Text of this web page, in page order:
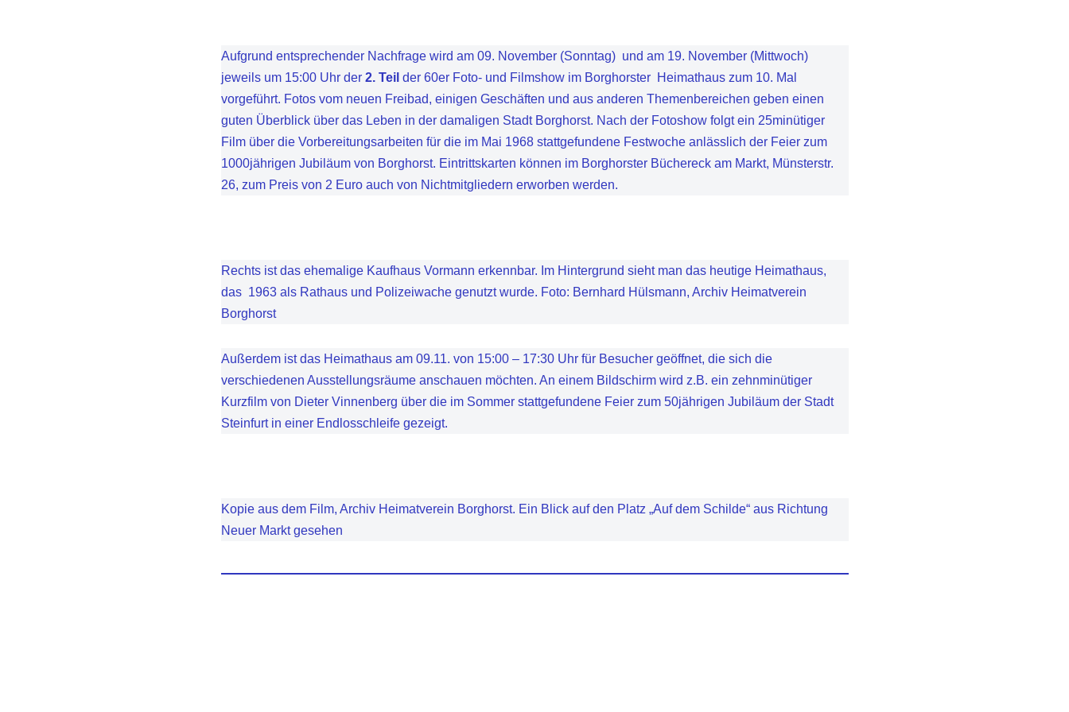
Aufgrund entsprechender Nachfrage wird am 09. November (Sonntag) und am 19. November (Mittwoch)
jeweils um 15:00 Uhr der 2. Teil der 60er Foto- und Filmshow im Borghorster Heimathaus zum 10. Mal
vorgeführt. Fotos vom neuen Freibad, einigen Geschäften und aus anderen Themenbereichen geben einen
guten Überblick über das Leben in der damaligen Stadt Borghorst. Nach der Fotoshow folgt ein 25minütiger
Film über die Vorbereitungsarbeiten für die im Mai 1968 stattgefundene Festwoche anlässlich der Feier zum
1000jährigen Jubiläum von Borghorst. Eintrittskarten können im Borghorster Büchereck am Markt, Münsterstr.
26, zum Preis von 2 Euro auch von Nichtmitgliedern erworben werden.
Rechts ist das ehemalige Kaufhaus Vormann erkennbar. Im Hintergrund sieht man das heutige Heimathaus,
das 1963 als Rathaus und Polizeiwache genutzt wurde. Foto: Bernhard Hülsmann, Archiv Heimatverein
Borghorst
Außerdem ist das Heimathaus am 09.11. von 15:00 – 17:30 Uhr für Besucher geöffnet, die sich die
verschiedenen Ausstellungsräume anschauen möchten. An einem Bildschirm wird z.B. ein zehnminütiger
Kurzfilm von Dieter Vinnenberg über die im Sommer stattgefundene Feier zum 50jährigen Jubiläum der Stadt
Steinfurt in einer Endlosschleife gezeigt.
Kopie aus dem Film, Archiv Heimatverein Borghorst. Ein Blick auf den Platz „Auf dem Schilde“ aus Richtung
Neuer Markt gesehen